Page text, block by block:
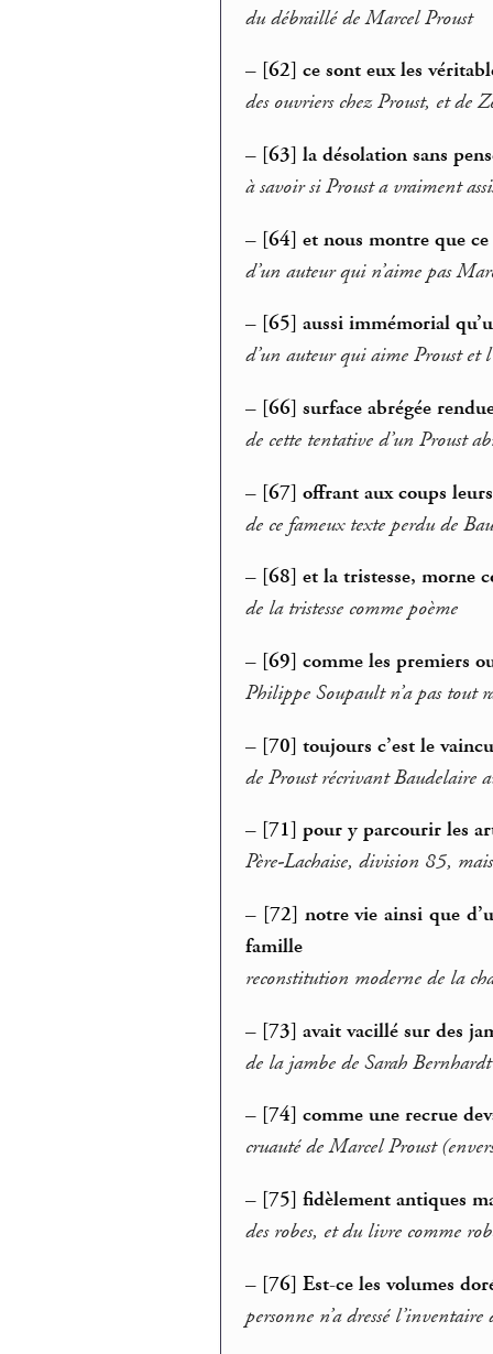
du débraillé de Marcel Proust
– [62] ce sont eux les
des ouvriers chez Proust, et de
– [63] la désolation sans
à savoir si Proust a vraiment
– [64] et nous montre que
d’un auteur qui n’aime pas
– [65] aussi immémorial
d’un auteur qui aime Proust et
– [66] surface abrégée
de cette tentative d’un Proust
– [67] offrant aux coups
de ce fameux texte perdu de
– [68] et la tristesse, morne
de la tristesse comme poème
– [69] comme les premiers
Philippe Soupault n’a pas tout
– [70] toujours c’est le
de Proust récrivant Baudelaire
– [71] pour y parcourir les
Père-Lachaise, division 85, mais
– [72] notre vie ainsi que
famille
reconstitution moderne de la
– [73] avait vacillé sur des
de la jambe de Sarah Bernhardt
– [74] comme une recrue
cruauté de Marcel Proust
– [75] fidèlement antiques
des robes, et du livre comme
– [76] Est-ce les volumes
personne n’a dressé